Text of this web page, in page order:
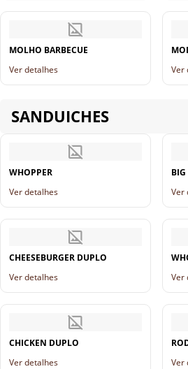
MOLHO BARBECUE
Ver detalhes
Ver
SANDUICHES
WHOPPER
Ver detalhes
Ver
CHEESEBURGER DUPLO
Ver detalhes
Ver
CHICKEN DUPLO
Ver detalhes
Ver